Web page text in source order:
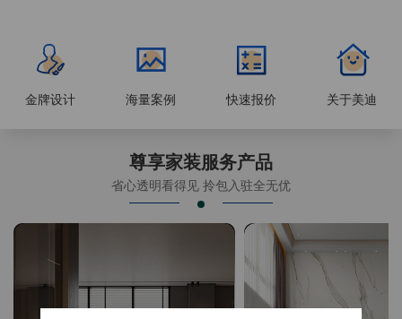
金牌设计 海量案例 快速报价 关于美迪
尊享家装服务产品
省心透明看得见 拎包入驻全无优